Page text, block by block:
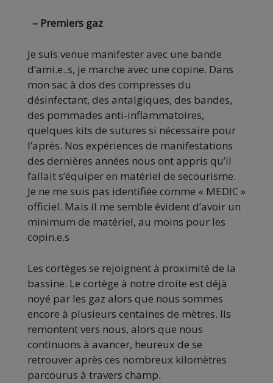
– Premiers gaz
Je suis venue manifester avec une bande
d’ami.e..s, je marche avec une copine. Dans
mon sac à dos des compresses du
désinfectant, des antalgiques, des bandes,
des pommades anti-inflammatoires,
quelques kits de sutures si nécessaire pour
l’après. Nos expériences de manifestations
des dernières années nous ont appris qu’il
fallait s’équiper en matériel de secourisme.
Je ne me suis pas identifiée comme « MEDIC »
officiel. Mais il me semble évident d’avoir un
minimum de matériel, au moins pour les
copin.e.s
Les cortèges se rejoignent à proximité de la
bassine. Le cortège à notre droite est déjà
noyé par les gaz alors que nous sommes
encore à plusieurs centaines de mètres. Ils
remontent vers nous, alors que nous
continuons à avancer, heureux de se
retrouver après ces nombreux kilomètres
parcourus à travers champ.